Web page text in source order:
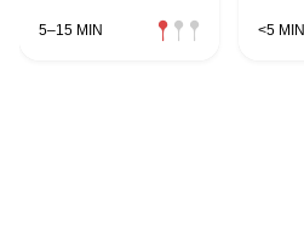
5–15 MIN <5 MIN